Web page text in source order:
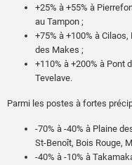
+25% à +55% à
au Tampon ;
+75% à +100% à
des Makes ;
+110% à +200% à Pont
Tevelave.
Parmi les postes à fortes
-70% à -40% à Plaine
St-Benoît, Bois Rouge,
-40% à -10% à